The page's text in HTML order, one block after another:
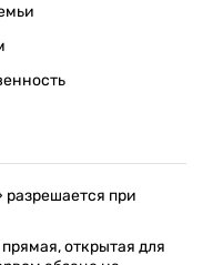
разрешается при
открытая для